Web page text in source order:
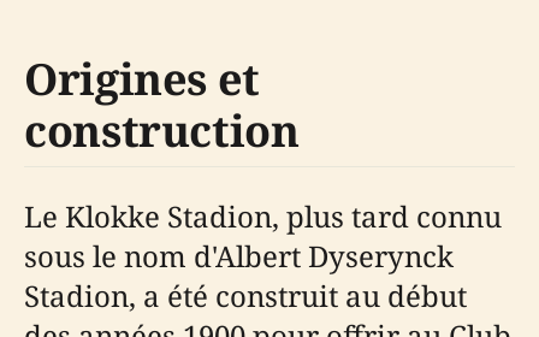
Origines et
construction
Le Klokke Stadion, plus tard connu
sous le nom d'Albert Dyserynck
Stadion, a été construit au début